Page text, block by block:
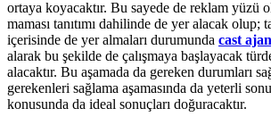
ortaya koyacaktır. Bu sayede de reklam yüzü
maması tanıtımı dahilinde de yer alacak olup;
içerisinde de yer almaları durumunda cast
alarak bu şekilde de çalışmaya başlayacak
alacaktır. Bu aşamada da gereken durumları
gerekenleri sağlama aşamasında da yeterli
konusunda da ideal sonuçları doğuracaktır.